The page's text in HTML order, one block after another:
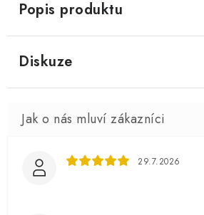
Popis produktu
Diskuze
29.7.2026